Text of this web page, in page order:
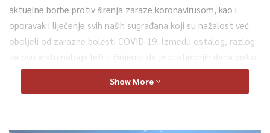
aktuelne borbe protiv širenja zaraze koronavirusom, kao i
oporavak i liječenje svih naših sugrađana koji su nažalost već
oboljeli od zarazne bolesti COVID-19. Između ostalog, razlog
za ovu vrstu naloga leži u činjenici da je posljednjih dana došlo
do dodatnog pogoršanja zdravstveno-epidemiološke situacije i
povećanja broja zaraženih kronavirusom u Kantonu Sarajevo,
Show More